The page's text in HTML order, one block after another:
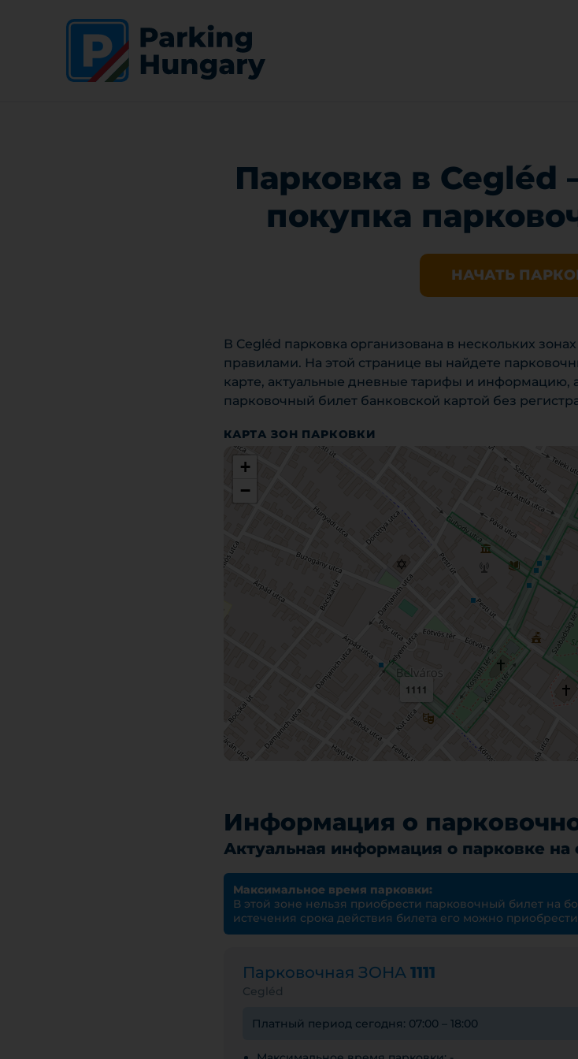
Парковка в Cegléd
покупка
НАЧАТЬ
В Cegléd парковка организована в нескольких
правилами. На этой странице вы найдете
карте, актуальные дневные тарифы и информацию,
парковочный билет банковской картой без
КАРТА ЗОН ПАРКОВКИ
1111
+
−
Информация о
Актуальная информация о парковке на
Максимальное время парковки:
В этой зоне нельзя приобрести парковочный билет на
истечения срока действия билета его можно
Парковочная ЗОНА 1111
Cegléd
Платный период сегодня: 07:00 – 18:00